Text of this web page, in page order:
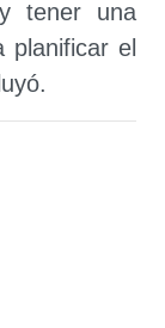
tener una
planificar el